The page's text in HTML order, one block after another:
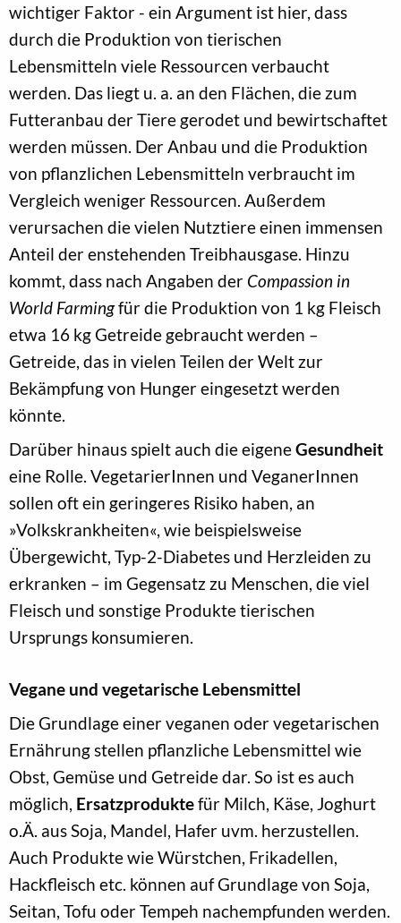
wichtiger Faktor - ein Argument ist hier, dass
durch die Produktion von tierischen
Lebensmitteln viele Ressourcen verbaucht
werden. Das liegt u. a. an den Flächen, die zum
Futteranbau der Tiere gerodet und bewirtschaftet
werden müssen. Der Anbau und die Produktion
von pflanzlichen Lebensmitteln verbraucht im
Vergleich weniger Ressourcen. Außerdem
verursachen die vielen Nutztiere einen immensen
Anteil der enstehenden Treibhausgase. Hinzu
kommt, dass nach Angaben der Compassion in
World Farmingfür die Produktion von 1 kg Fleisch
etwa 16 kg Getreide gebraucht werden –
Getreide, das in vielen Teilen der Welt zur
Bekämpfung von Hunger eingesetzt werden
könnte.
Darüber hinaus spielt auch die eigeneGesundheit
eine Rolle. VegetarierInnen und VeganerInnen
sollen oft ein geringeres Risiko haben, an
»Volkskrankheiten«, wie beispielsweise
Übergewicht, Typ-2-Diabetes und Herzleiden zu
erkranken – im Gegensatz zu Menschen, die viel
Fleisch und sonstige Produkte tierischen
Ursprungs konsumieren.
Vegane und vegetarische Lebensmittel
Die Grundlage einer veganen oder vegetarischen
Ernährung stellen pflanzliche Lebensmittel wie
Obst, Gemüse und Getreide dar. So ist es auch
möglich, Ersatzproduktefür Milch, Käse, Joghurt
o.Ä. aus Soja, Mandel, Hafer uvm. herzustellen.
Auch Produkte wie Würstchen, Frikadellen,
Hackfleisch etc. können auf Grundlage von Soja,
Seitan, Tofu oder Tempeh nachempfunden werden.